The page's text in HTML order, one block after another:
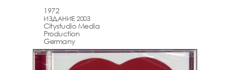
1972
ИЗДАНИЕ 2003
Citystudio Media
Production
Germany